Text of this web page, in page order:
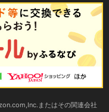
またはその関連会社